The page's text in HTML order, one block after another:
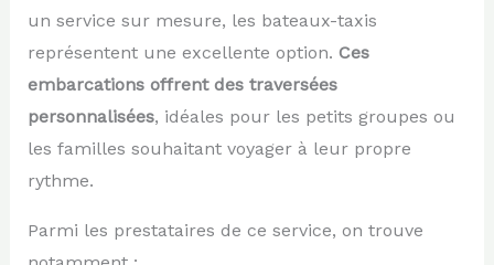
un service sur mesure, les bateaux-taxis
représentent une excellente option. Ces
embarcations offrent des traversées
personnalisées, idéales pour les petits groupes ou
les familles souhaitant voyager à leur propre
rythme.
Parmi les prestataires de ce service, on trouve